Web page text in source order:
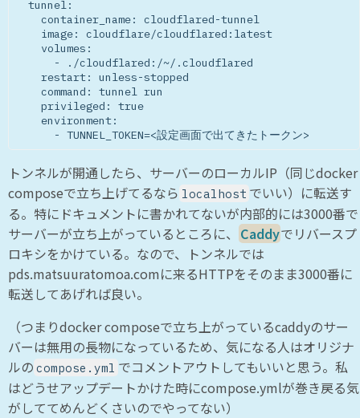
  tunnel:
    container_name: cloudflared-tunnel
    image: cloudflare/cloudflared:latest
    volumes:
      - ./cloudflared:/~/.cloudflared
    restart: unless-stopped
    command: tunnel run
    privileged: true
    environment:
トンネルが開通したら、サーバーのローカルIP（同じdocker
composeで立ち上げてるなら localhost でいい）に転送す
る。特にドキュメントに書かれてないが内部的には3000番で
サーバーが立ち上がっているところに、 Caddyでリバースプ
ロキシをかけている。なので、トンネルでは
pds.matsuuratomoa.comに来るHTTPをそのまま3000番に
転送してあげれば良い。
（つまりdocker composeで立ち上がっているcaddyのサー
バーは無用の長物になっているため、気になる人はオリジナ
ルの compose.yml でコメントアウトしてもいいと思う。私
はどうせアップデートかけた時にcompose.ymlが巻き戻る気
がしててめんどくさいのでやってない）